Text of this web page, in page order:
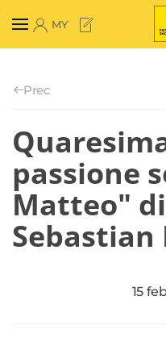
Skip to main content
MY
Prec
passione
Matteo"
Sebastian
15